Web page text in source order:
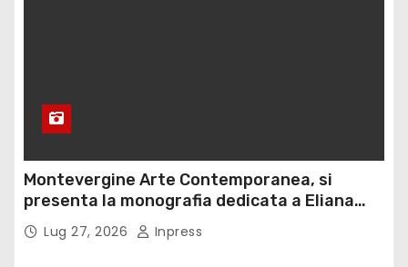
Montevergine Arte Contemporanea, si
presenta la monografia dedicata a Eliana
Adorno
Lug 27, 2026 Inpress